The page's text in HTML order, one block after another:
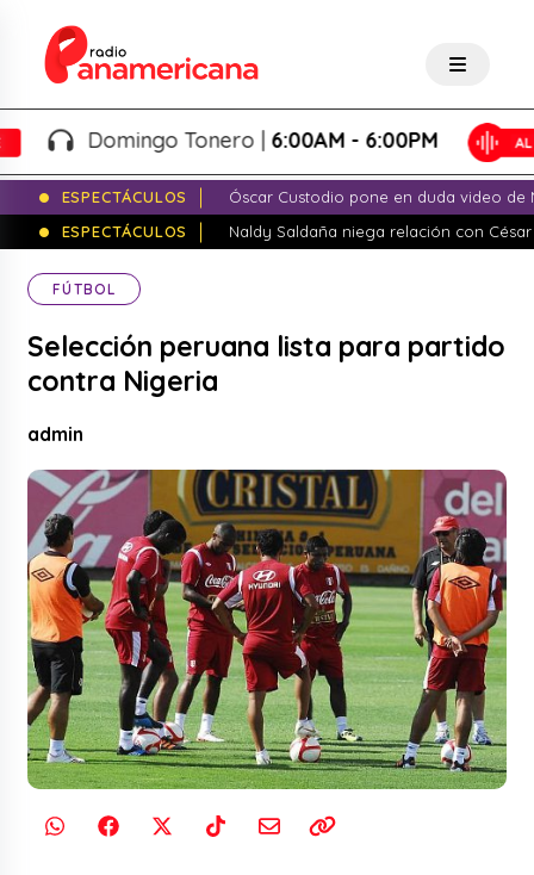
Domingo Tonero |6:00AM - 6:00PM
ESPECTÁCULOS
Óscar Custodio pone en duda video de
ESPECTÁCULOS
Naldy Saldaña niega relación con
FÚTBOL
Selección peruana lista para partido
contra Nigeria
admin